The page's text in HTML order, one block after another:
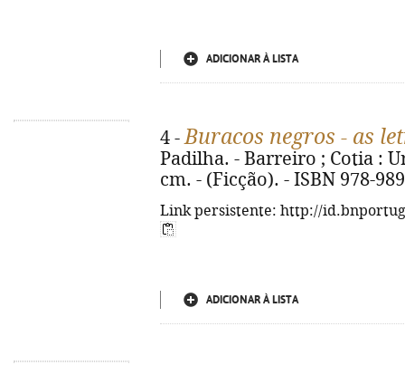
ADICIONAR À LISTA
4 -Buracos negros - as
Padilha. - Barreiro ; Cotia :
cm. - (Ficção). - ISBN 978-
Link persistente: http://
ADICIONAR À LISTA